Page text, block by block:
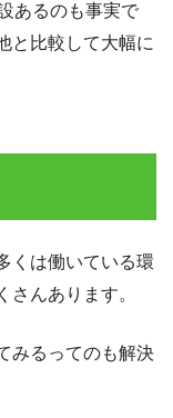
あるのも事実で
と比較して大幅に
くは働いている環
んあります。
みるってのも解決